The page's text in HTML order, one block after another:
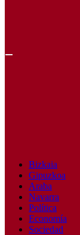
Bizkaia
Gipuzkoa
Araba
Navarra
Política
Economía
Sociedad